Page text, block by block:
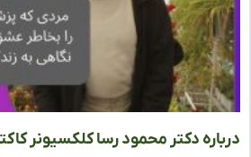
دکتر محمود رسا کلکسیونر کاکتوس